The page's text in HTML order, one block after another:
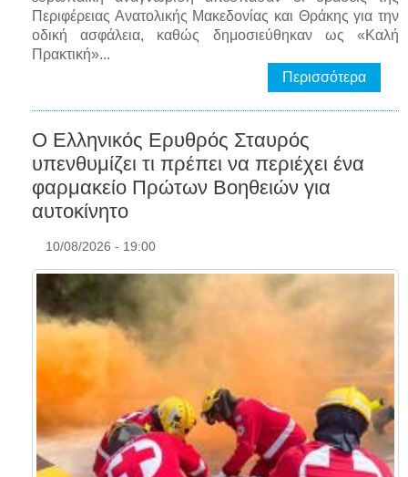
Περιφέρειας Ανατολικής Μακεδονίας και Θράκης για την
οδική ασφάλεια, καθώς δημοσιεύθηκαν ως «Καλή
Πρακτική»...
Περισσότερα
Ο Ελληνικός Ερυθρός Σταυρός
υπενθυμίζει τι πρέπει να περιέχει ένα
φαρμακείο Πρώτων Βοηθειών για
αυτοκίνητο
10/08/2026 - 19:00